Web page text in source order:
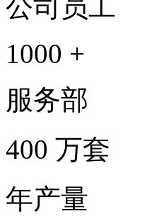
公司员工
1000 +
服务部
400 万套
年产量